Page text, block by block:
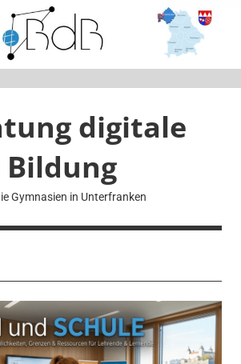
digitale
Bildung
Gymnasien in Unterfranken